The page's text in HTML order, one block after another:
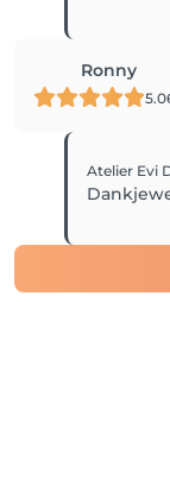
Ronny
Atelier Evi